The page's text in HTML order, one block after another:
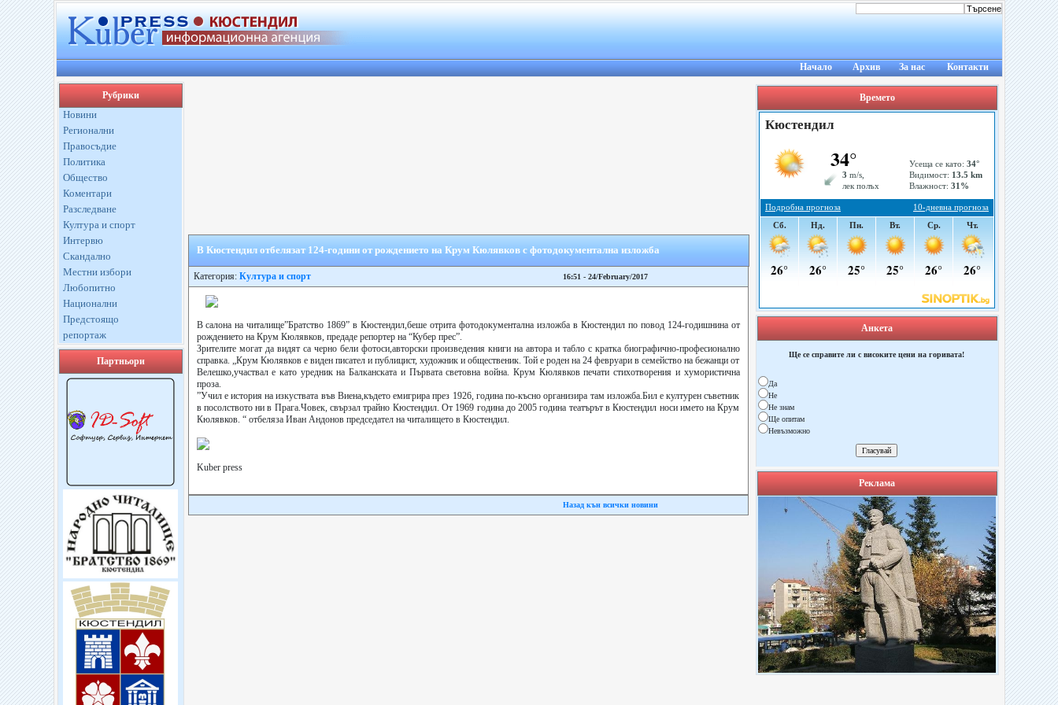
Начало Архив За нас Контакти
Рубрики
Новини
Регионални
Правосъдие
Политика
Общество
Коментари
Разследване
Култура и спорт
Интервю
Скандално
Местни избори
Любопитно
Национални
Предстоящо
репортаж
Партньори
В Кюстендил отбелязат 124-години от рождението на Крум Кюлявков с фотодокументална изложба
Категория: Култура и спорт 16:51 - 24/February/2017
В салона на читалище”Братство 1869” в Кюстендил,беше отрита фотодокументална изложба в Кюстендил по повод 124-годишнина от
рождението на Крум Кюлявков, предаде репортер на “Кубер прес”.
Зрителите могат да видят са черно бели фотоси,авторски произведения книги на автора и табло с кратка биографично-професионално
справка. „Крум Кюлявков е виден писател и публицист, художник и общественик. Той е роден на 24 февруари в семейство на бежанци от
Велешко,участвал е като уредник на Балканската и Първата световна война. Крум Кюлявков печати стихотворения и хумористична
проза.
”Учил е история на изкуствата във Виена,където емигрира през 1926, година по-късно организира там изложба.Бил е културен съветник
в посолството ни в Прага.Човек, свързал трайно Кюстендил. От 1969 година до 2005 година театърът в Кюстендил носи името на Крум
Кюлявков. “ отбеляза Иван Андонов председател на читалището в Кюстендил.
Kuber press
Назад кън всички новини
Времето
Анкета
Ще се справите ли с високите цени на горивата!
Да
Не
Не знам
Ще опитам
Невъзможно
Реклама